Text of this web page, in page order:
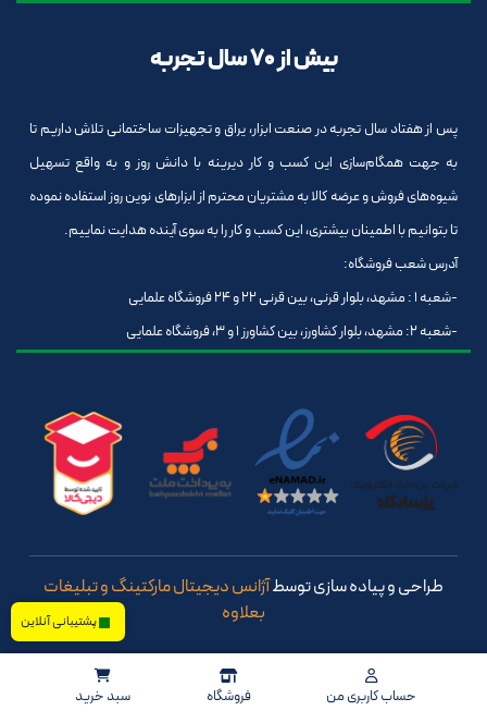
بیش از 70 سال تجربه
پس از هفتاد سال تجربه در صنعت ابزار، یراق و تجهیزات ساختمانی تلاش داریم تا
به جهت همگام‌سازی این کسب و کار دیرینه با دانش روز و به واقع تسهیل
شیوه‌های فروش و عرضه کالا به مشتریان محترم از ابزارهای نوین روز استفاده نموده
تا بتوانیم با اطمینان بیشتری، این کسب و کار را به سوی آینده هدایت نماییم.
آدرس شعب فروشگاه:
-شعبه 1 : مشهد، بلوار قرنی، بین قرنی 22 و 24 فروشگاه علمایی
-شعبه 2: مشهد، بلوار کشاورز، بین کشاورز 1 و 3، فروشگاه علمایی
طراحی و پیاده سازی توسطآژانس دیجیتال مارکتینگ و تبلیغات
بعلاوه
حساب کاربری من فروشگاه سبد خرید
پشتیبانی آنلاین